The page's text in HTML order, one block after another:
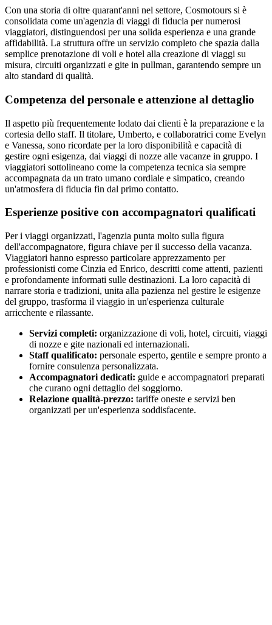
Con una storia di oltre quarant'anni nel settore, Cosmotours si è
consolidata come un'agenzia di viaggi di fiducia per numerosi
viaggiatori, distinguendosi per una solida esperienza e una grande
affidabilità. La struttura offre un servizio completo che spazia dalla
semplice prenotazione di voli e hotel alla creazione di viaggi su
misura, circuiti organizzati e gite in pullman, garantendo sempre un
alto standard di qualità.
Competenza del personale e attenzione al dettaglio
Il aspetto più frequentemente lodato dai clienti è la preparazione e la
cortesia dello staff. Il titolare, Umberto, e collaboratrici come Evelyn
e Vanessa, sono ricordate per la loro disponibilità e capacità di
gestire ogni esigenza, dai viaggi di nozze alle vacanze in gruppo. I
viaggiatori sottolineano come la competenza tecnica sia sempre
accompagnata da un trato umano cordiale e simpatico, creando
un'atmosfera di fiducia fin dal primo contatto.
Esperienze positive con accompagnatori qualificati
Per i viaggi organizzati, l'agenzia punta molto sulla figura
dell'accompagnatore, figura chiave per il successo della vacanza.
Viaggiatori hanno espresso particolare apprezzamento per
professionisti come Cinzia ed Enrico, descritti come attenti, pazienti
e profondamente informati sulle destinazioni. La loro capacità di
narrare storia e tradizioni, unita alla pazienza nel gestire le esigenze
del gruppo, trasforma il viaggio in un'esperienza culturale
arricchente e rilassante.
Servizi completi: organizzazione di voli, hotel, circuiti, viaggi
di nozze e gite nazionali ed internazionali.
Staff qualificato: personale esperto, gentile e sempre pronto a
fornire consulenza personalizzata.
Accompagnatori dedicati: guide e accompagnatori preparati
che curano ogni dettaglio del soggiorno.
Relazione qualità-prezzo: tariffe oneste e servizi ben
organizzati per un'esperienza soddisfacente.